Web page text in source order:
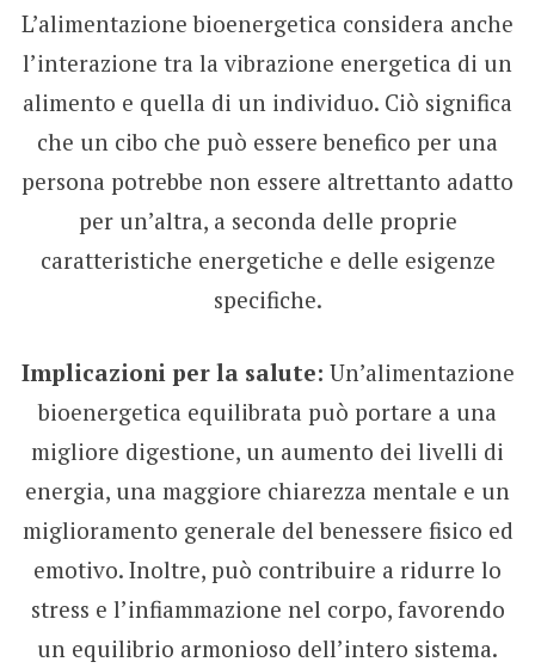
L’alimentazione bioenergetica considera anche
l’interazione tra la vibrazione energetica di un
alimento e quella di un individuo. Ciò significa
che un cibo che può essere benefico per una
persona potrebbe non essere altrettanto adatto
per un’altra, a seconda delle proprie
caratteristiche energetiche e delle esigenze
specifiche.
Implicazioni per la salute: Un’alimentazione
bioenergetica equilibrata può portare a una
migliore digestione, un aumento dei livelli di
energia, una maggiore chiarezza mentale e un
miglioramento generale del benessere fisico ed
emotivo. Inoltre, può contribuire a ridurre lo
stress e l’infiammazione nel corpo, favorendo
un equilibrio armonioso dell’intero sistema.